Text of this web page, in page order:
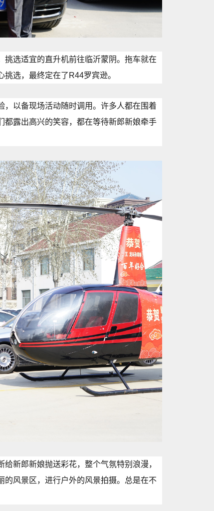
选适宜的直升机前往临沂蒙阴。拖车就在
选，最终定在了R44罗宾逊。
以备现场活动随时调用。许多人都在围着
露出高兴的笑容，都在等待新郎新娘牵手
新郎新娘抛送彩花，整个气氛特别浪漫，
风景区，进行户外的风景拍摄。总是在不